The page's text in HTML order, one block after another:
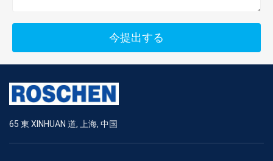
今提出する
65 東 XINHUAN 道, 上海, 中国